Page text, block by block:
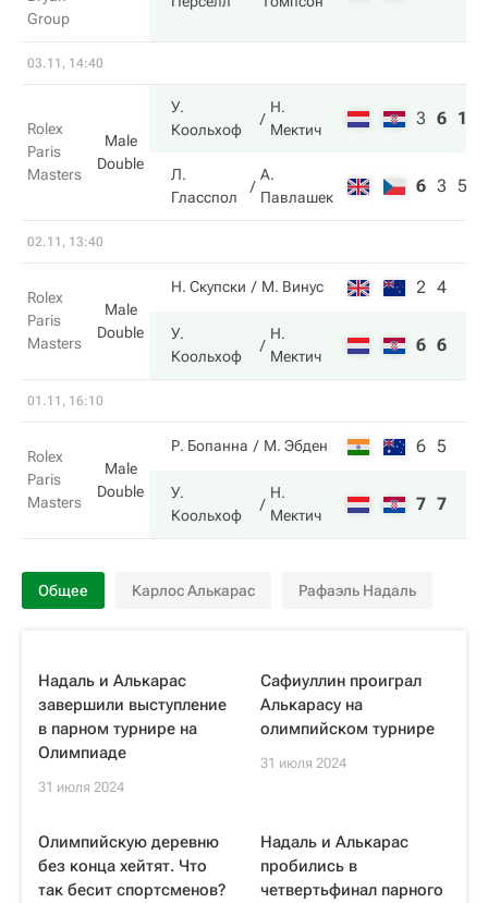
Group
03.11, 14:40
Rolex
Paris
Masters
Male
Double
У.
Коольхоф
Н.
Мектич
3 6 10
Л.
Гласспол
А.
Павлашек
6 3 5
02.11, 13:40
Rolex
Paris
Masters
Male
Double
Н. Скупски М. Винус 2 4
У.
Коольхоф
Н.
Мектич
6 6
01.11, 16:10
Rolex
Paris
Masters
Male
Double
Р. Бопанна М. Эбден 6 5
У.
Коольхоф
Н.
Мектич
7 7
Общее Карлос Алькарас Рафаэль Надаль
Надаль и Алькарас
завершили выступление
в парном турнире на
Олимпиаде
31 июля 2024
Сафиуллин проиграл
Алькарасу на
олимпийском турнире
31 июля 2024
Олимпийскую деревню
без конца хейтят. Что
так бесит спортсменов?
Надаль и Алькарас
пробились в
четвертьфинал парного